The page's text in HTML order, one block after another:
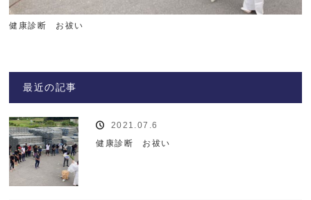
健康診断 お祓い
最近の記事
2021.07.6
健康診断 お祓い